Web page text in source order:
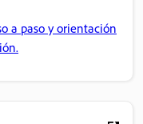
a paso y orientación